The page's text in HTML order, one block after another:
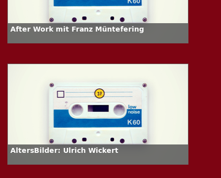
After Work mit Franz Müntefering
AltersBilder: Ulrich Wickert